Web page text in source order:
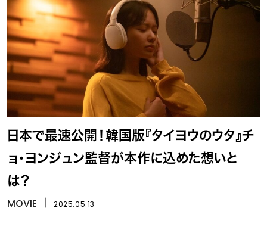
日本で最速公開！韓国版『タイヨウのウタ』チ
ョ・ヨンジュン監督が本作に込めた想いと
は？
MOVIE 2025.05.13